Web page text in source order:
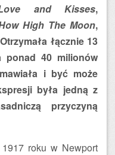
and Kisses,
High The Moon,
łącznie 13
ponad 40 milionów
i być może
była jedną z
przyczyną
roku w Newport